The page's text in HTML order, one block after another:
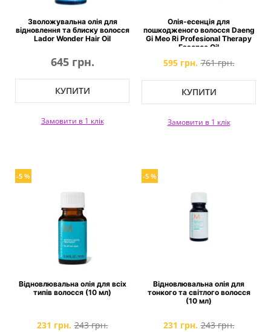
Зволожувальна олія для
відновлення та блиску волосся
Lador Wonder Hair Oil
645 грн.
КУПИТИ
Замовити в 1 клік
Олія-есенція для
пошкодженого волосся Daeng
Gi Meo Ri Profesional Therapy
Essence Oil
595 грн. 761 грн.
КУПИТИ
Замовити в 1 клік
-5 %
Відновлювальна олія для всіх
типів волосся (10 мл)
231 грн. 243 грн.
-5 %
Відновлювальна олія для
тонкого та світлого волосся
(10 мл)
231 грн. 243 грн.